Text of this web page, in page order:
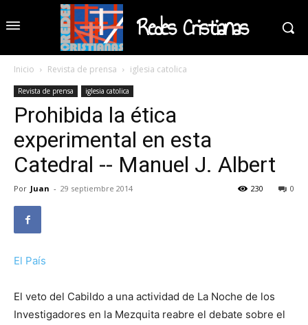
Redes Cristianas
Inicio Revista de prensa iglesia catolica
Revista de prensa iglesia catolica
Prohibida la ética
experimental en esta
Catedral -- Manuel J. Albert
Por Juan - 29 septiembre 2014 0
230
El País
El veto del Cabildo a una actividad de La Noche de los
Investigadores en la Mezquita reabre el debate sobre el